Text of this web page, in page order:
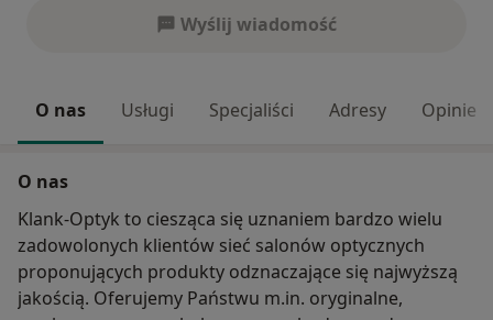
Wyślij wiadomość
O nas Usługi Specjaliści Adresy Opinie
O nas
Klank-Optyk to ciesząca się uznaniem bardzo wielu
zadowolonych klientów sieć salonów optycznych
proponujących produkty odznaczające się najwyższą
jakością. Oferujemy Państwu m.in. oryginalne,